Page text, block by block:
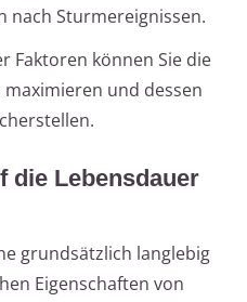
nach Sturmereignissen.
Faktoren können Sie die
und dessen
die Lebensdauer
grundsätzlich langlebig
Eigenschaften von